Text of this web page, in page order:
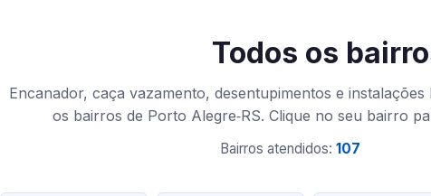
Todos os
Encanador, caça vazamento, desentupimentos e instalações
os bairros de Porto Alegre‑RS. Clique no seu bairro
Bairros atendidos: 107